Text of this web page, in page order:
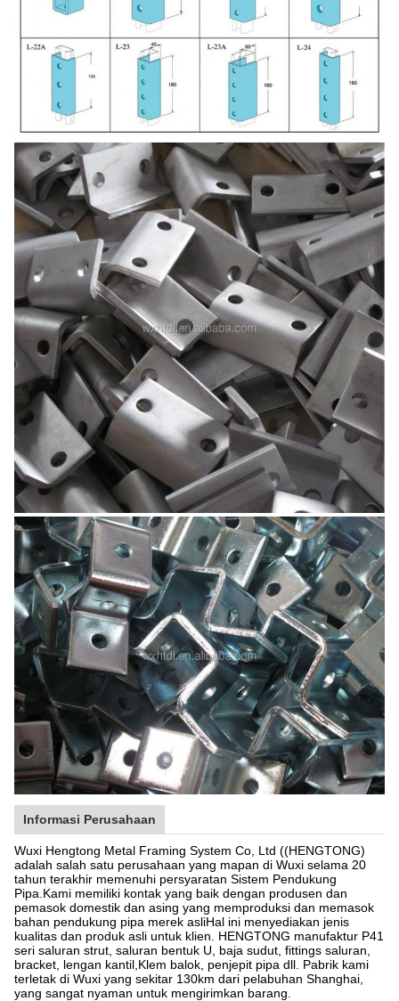
Informasi Perusahaan
Wuxi Hengtong Metal Framing System Co, Ltd ((HENGTONG)
adalah salah satu perusahaan yang mapan di Wuxi selama 20
tahun terakhir memenuhi persyaratan Sistem Pendukung
Pipa.Kami memiliki kontak yang baik dengan produsen dan
pemasok domestik dan asing yang memproduksi dan memasok
bahan pendukung pipa merek asliHal ini menyediakan jenis
kualitas dan produk asli untuk klien. HENGTONG manufaktur P41
seri saluran strut, saluran bentuk U, baja sudut, fittings saluran,
bracket, lengan kantil,Klem balok, penjepit pipa dll. Pabrik kami
terletak di Wuxi yang sekitar 130km dari pelabuhan Shanghai,
yang sangat nyaman untuk mengirimkan barang.